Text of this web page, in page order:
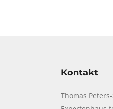
Kontakt
Thomas